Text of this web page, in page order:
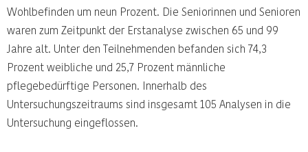
Wohlbefinden um neun Prozent. Die Seniorinnen und Senioren
waren zum Zeitpunkt der Erstanalyse zwischen 65 und 99
Jahre alt. Unter den Teilnehmenden befanden sich 74,3
Prozent weibliche und 25,7 Prozent männliche
pflegebedürftige Personen. Innerhalb des
Untersuchungszeitraums sind insgesamt 105 Analysen in die
Untersuchung eingeflossen.